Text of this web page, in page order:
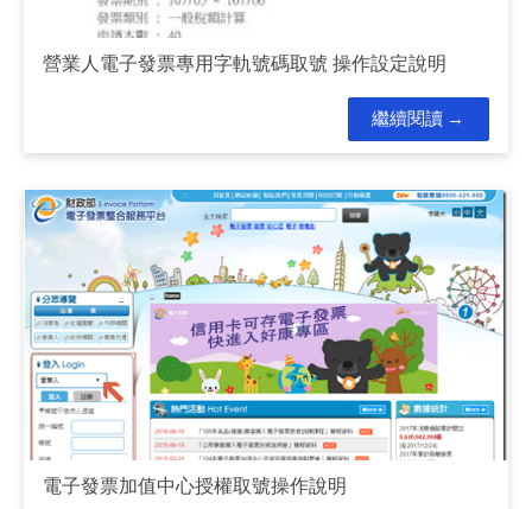
營業人電子發票專用字軌號碼取號 操作設定說明
繼續閱讀
電子發票加值中心授權取號操作說明